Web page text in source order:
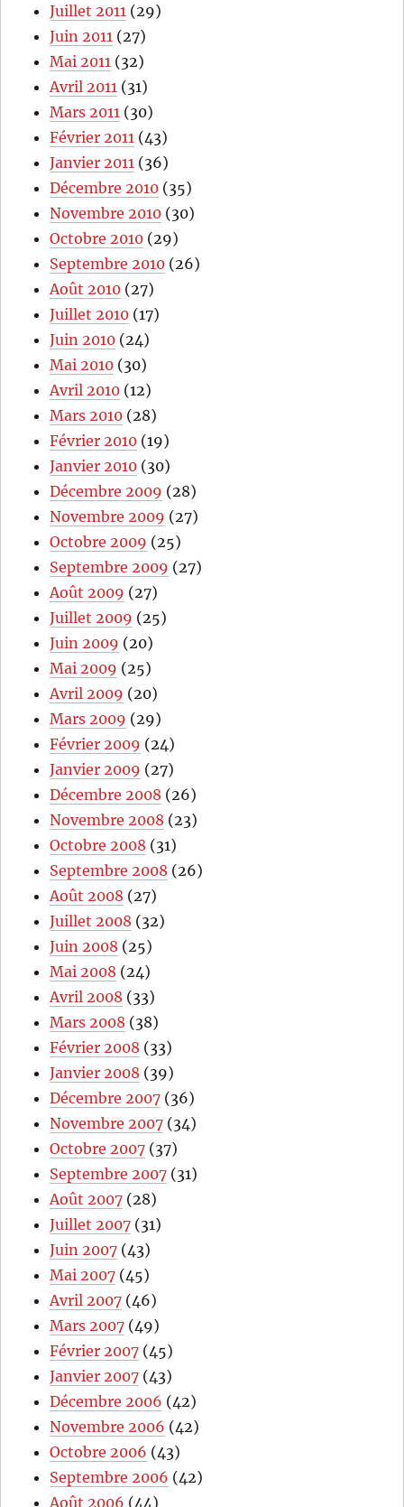
Juillet 2011 (29)
Juin 2011 (27)
Mai 2011 (32)
Avril 2011 (31)
Mars 2011 (30)
Février 2011 (43)
Janvier 2011 (36)
Décembre 2010 (35)
Novembre 2010 (30)
Octobre 2010 (29)
Septembre 2010 (26)
Août 2010 (27)
Juillet 2010 (17)
Juin 2010 (24)
Mai 2010 (30)
Avril 2010 (12)
Mars 2010 (28)
Février 2010 (19)
Janvier 2010 (30)
Décembre 2009 (28)
Novembre 2009 (27)
Octobre 2009 (25)
Septembre 2009 (27)
Août 2009 (27)
Juillet 2009 (25)
Juin 2009 (20)
Mai 2009 (25)
Avril 2009 (20)
Mars 2009 (29)
Février 2009 (24)
Janvier 2009 (27)
Décembre 2008 (26)
Novembre 2008 (23)
Octobre 2008 (31)
Septembre 2008 (26)
Août 2008 (27)
Juillet 2008 (32)
Juin 2008 (25)
Mai 2008 (24)
Avril 2008 (33)
Mars 2008 (38)
Février 2008 (33)
Janvier 2008 (39)
Décembre 2007 (36)
Novembre 2007 (34)
Octobre 2007 (37)
Septembre 2007 (31)
Août 2007 (28)
Juillet 2007 (31)
Juin 2007 (43)
Mai 2007 (45)
Avril 2007 (46)
Mars 2007 (49)
Février 2007 (45)
Janvier 2007 (43)
Décembre 2006 (42)
Novembre 2006 (42)
Octobre 2006 (43)
Septembre 2006 (42)
Août 2006 (44)